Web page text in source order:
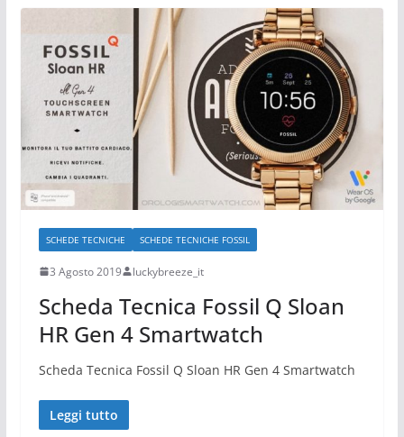
SCHEDE TECNICHE SCHEDE TECNICHE FOSSIL
3 Agosto 2019 luckybreeze_it
Scheda Tecnica Fossil Q Sloan
HR Gen 4 Smartwatch
Scheda Tecnica Fossil Q Sloan HR Gen 4 Smartwatch
Leggi tutto